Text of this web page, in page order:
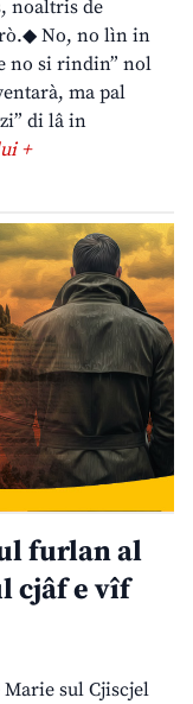
noaltris de
No, no lìn in
no si rindin” nol
ma pal
di lâ in
+
furlan al
cjâf e vîf
Marie sul Cjiscjel